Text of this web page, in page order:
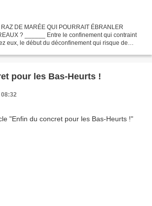
DE MARÉE QUI POURRAIT ÉBRANLER
? ______ Entre le confinement qui contraint
eux, le début du déconfinement qui risque de
pour les Bas-Heurts !